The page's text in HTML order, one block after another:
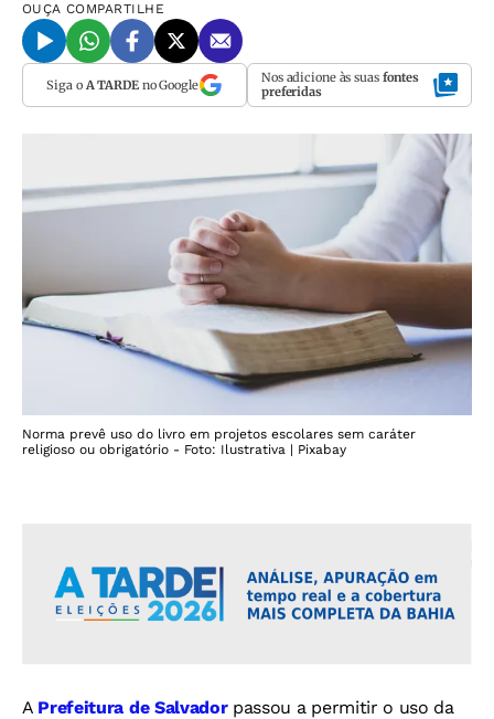
OUÇA COMPARTILHE
Siga o A TARDEno Google Nos adicione às suas fontes
preferidas
Norma prevê uso do livro em projetos escolares sem caráter
religioso ou obrigatório - Foto: Ilustrativa | Pixabay
A Prefeitura de Salvadorpassou a permitir o uso da